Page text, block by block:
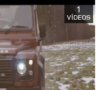
1
VÍDEOS